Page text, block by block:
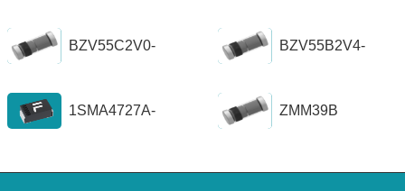
BZV55C2V0- BZV55B2V4-
1SMA4727A-
ZMM39B